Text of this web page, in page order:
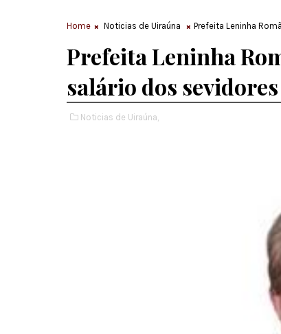
Home Noticias de Uiraúna Prefeita Leninha
Prefeita Leninha
salário dos
Noticias de Uiraúna,